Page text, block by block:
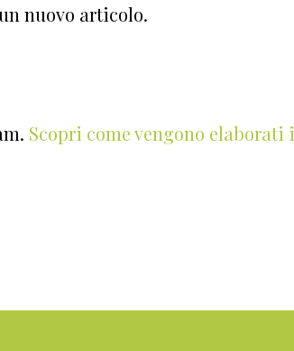
nuovo articolo.
Scopri come vengono elaborati i